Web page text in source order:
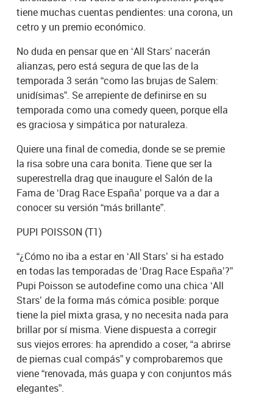
tiene muchas cuentas pendientes: una corona, un
cetro y un premio económico.
No duda en pensar que en ‘All Stars’ nacerán
alianzas, pero está segura de que las de la
temporada 3 serán “como las brujas de Salem:
unidísimas”. Se arrepiente de definirse en su
temporada como una comedy queen, porque ella
es graciosa y simpática por naturaleza.
Quiere una final de comedia, donde se se premie
la risa sobre una cara bonita. Tiene que ser la
superestrella drag que inaugure el Salón de la
Fama de ‘Drag Race España’ porque va a dar a
conocer su versión “más brillante”.
PUPI POISSON (T1)
“¿Cómo no iba a estar en ‘All Stars’ si ha estado
en todas las temporadas de ‘Drag Race España’?”
Pupi Poisson se autodefine como una chica ‘All
Stars’ de la forma más cómica posible: porque
tiene la piel mixta grasa, y no necesita nada para
brillar por sí misma. Viene dispuesta a corregir
sus viejos errores: ha aprendido a coser, “a abrirse
de piernas cual compás” y comprobaremos que
viene “renovada, más guapa y con conjuntos más
elegantes”.